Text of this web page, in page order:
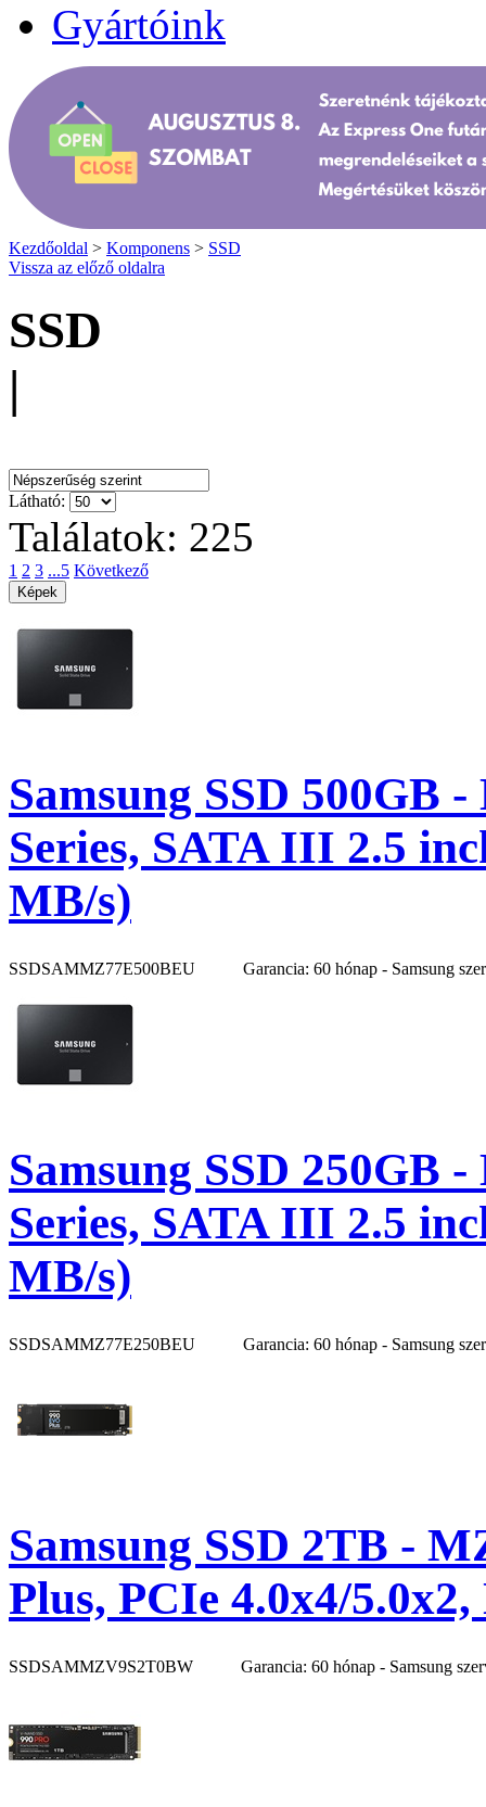
Gyártóink
Kezdőoldal > Komponens > SSD
Vissza az előző oldalra
SSD
|
Látható:
Találatok: 225
1 2 3 ...5 Következő
Samsung SSD 500GB
Series, SATA III 2.5
MB/s)
SSDSAMMZ77E500BEU Garancia: 60 hónap - Samsung
Samsung SSD 250GB
Series, SATA III 2.5
MB/s)
SSDSAMMZ77E250BEU Garancia: 60 hónap - Samsung
Samsung SSD 2TB -
Plus, PCIe 4.0x4/
SSDSAMMZV9S2T0BW Garancia: 60 hónap - Samsung